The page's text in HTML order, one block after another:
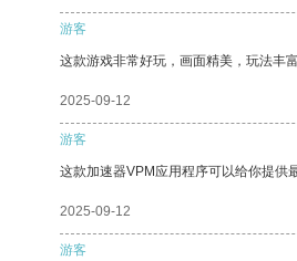
游客
这款游戏非常好玩，画面精美，玩法丰
2025-09-12
游客
这款加速器VPM应用程序可以给你提供
2025-09-12
游客